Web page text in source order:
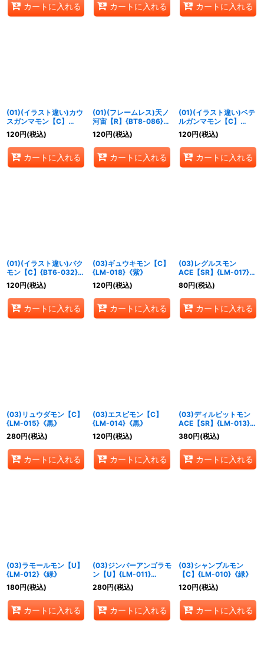
カートに入れる カートに入れる カートに入れる
(01)(イラスト違い)カウ
スガンマモン【C】
{BT9-023}《青》
120円(税込)
カートに入れる
(01)(フレームレス)天ノ
河宙【R】{BT8-086}
《赤》
120円(税込)
カートに入れる
(01)(イラスト違い)ベテ
ルガンマモン【C】
{BT8-013}《赤》
120円(税込)
カートに入れる
(01)(イラスト違い)バク
モン【C】{BT6-032}
《黄》
120円(税込)
カートに入れる
(03)ギュウキモン【C】
{LM-018}《紫》
120円(税込)
カートに入れる
(03)レグルスモン
ACE【SR】{LM-017}
《紫》
80円(税込)
カートに入れる
(03)リュウダモン【C】
{LM-015}《黒》
280円(税込)
カートに入れる
(03)エスピモン【C】
{LM-014}《黒》
120円(税込)
カートに入れる
(03)ディルビットモン
ACE【SR】{LM-013}
《緑》
380円(税込)
カートに入れる
(03)ラモールモン【U】
{LM-012}《緑》
180円(税込)
カートに入れる
(03)ジンバーアンゴラモ
ン【U】{LM-011}
《緑》
280円(税込)
カートに入れる
(03)シャンブルモン
【C】{LM-010}《緑》
120円(税込)
カートに入れる